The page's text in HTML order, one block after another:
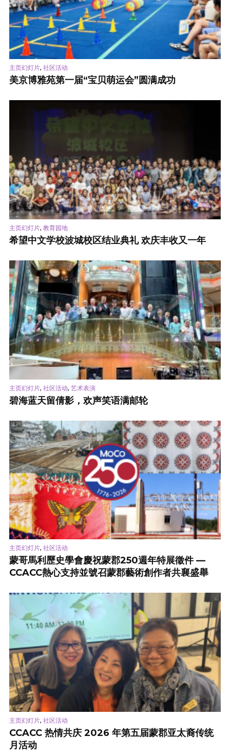
主页幻灯片, 社区活动
美京博雅苑第一届“宝贝萌运会”圆满成功
主页幻灯片, 教育园地
希望中文学校波城校区结业典礼 欢庆丰收又一年
主页幻灯片, 社区活动, 艺术表演
碧海蓝天留倩影，欢声笑语满邮轮
主页幻灯片, 社区活动
蒙哥馬利歷史學會慶祝蒙郡250週年特展徵件 —
CCACC熱心支持並號召蒙郡藝術創作者共襄盛舉
主页幻灯片, 社区活动
CCACC 热情共庆 2026 年第五届蒙郡亚太裔传统
月活动